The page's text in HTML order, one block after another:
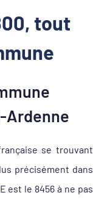
tout
Ardenne
se trouvant
précisément dans
est le 8456 à ne pas